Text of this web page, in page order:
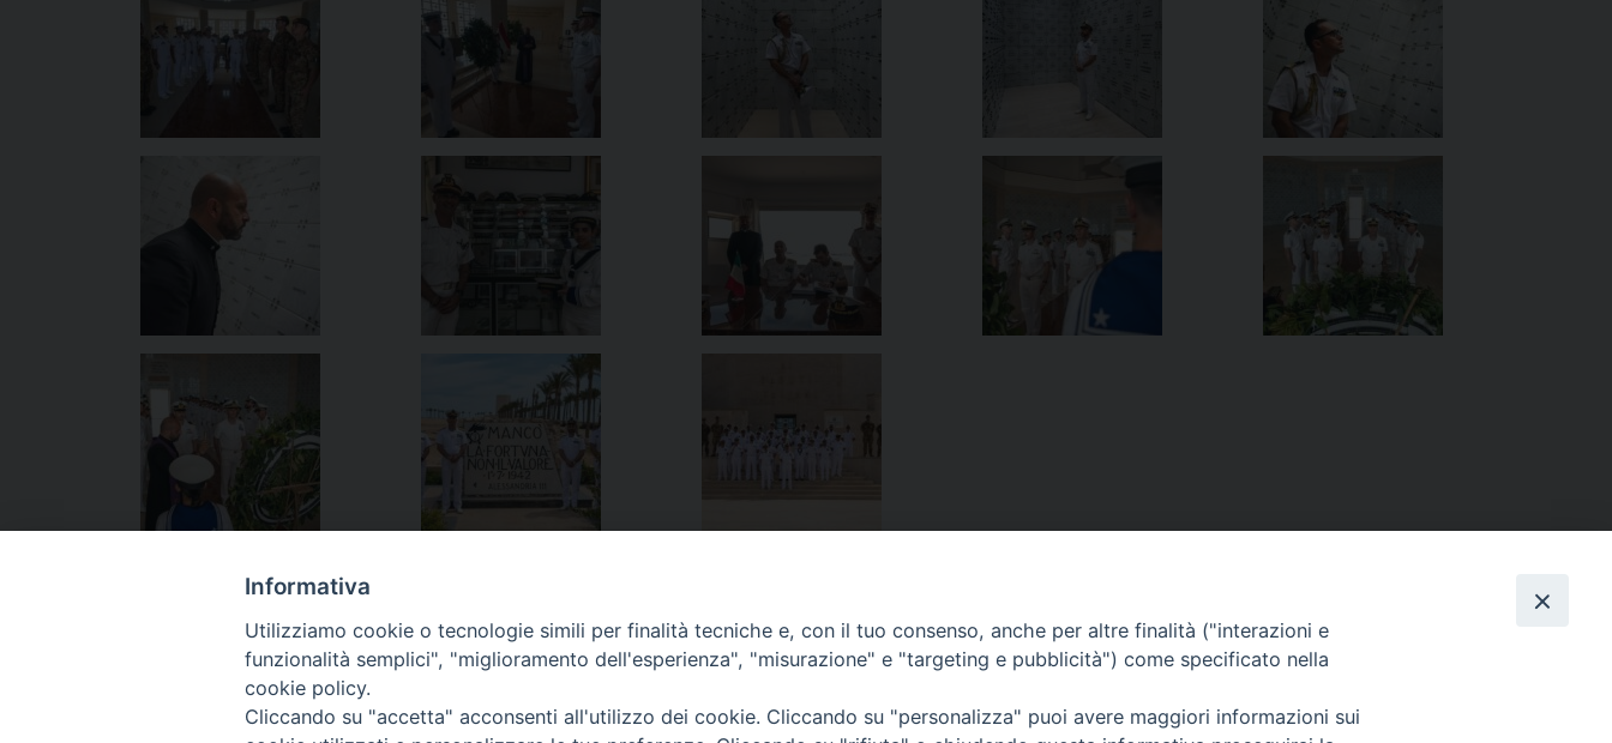
Oggi alla Cecchignola la celebrazione del Corpus Domini
Informativa
Utilizziamo cookie o tecnologie simili per finalità tecniche e, con il tuo consenso, anche per altre finalità ("interazioni e
funzionalità semplici", "miglioramento dell'esperienza", "misurazione" e "targeting e pubblicità") come specificato nella
cookie policy.
Cliccando su "accetta" acconsenti all'utilizzo dei cookie. Cliccando su "personalizza" puoi avere maggiori informazioni sui